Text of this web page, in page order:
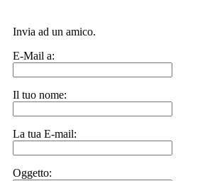
Invia ad un amico.
E-Mail a:
Il tuo nome:
La tua E-mail:
Oggetto: